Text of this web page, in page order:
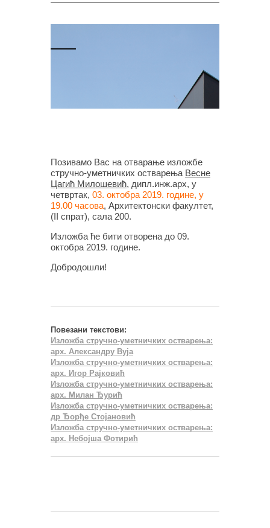
Позивамо Вас на отварање изложбе
стручно-уметничких остварења Весне
Цагић Милошевић, дипл.инж.арх, у
четвртак, 03. октобра 2019. године, у
19.00 часова, Архитектонски факултет,
(II спрат), сала 200.
Изложба ће бити отворена до 09.
октобра 2019. године.
Добродошли!
Повезани текстови:
Изложба стручно-уметничких остварења:
арх. Александру Вуја
Изложба стручно-уметничких остварења:
арх. Игор Рајковић
Изложба стручно-уметничких остварења:
арх. Милан Ђурић
Изложба стручно-уметничких остварења:
др Ђорђе Стојановић
Изложба стручно-уметничких остварења:
арх. Небојша Фотирић